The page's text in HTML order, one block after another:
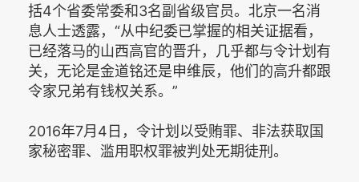
括4个省委常委和3名副省级官员。北京一名消
息人士透露，“从中纪委已掌握的相关证据看，
已经落马的山西高官的晋升，几乎都与令计划有
关，无论是金道铭还是申维辰，他们的高升都跟
令家兄弟有钱权关系。”
2016年7月4日，令计划以受贿罪、非法获取国
家秘密罪、滥用职权罪被判处无期徒刑。